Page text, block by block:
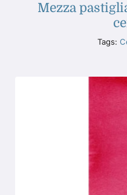
Mezza
Tags: